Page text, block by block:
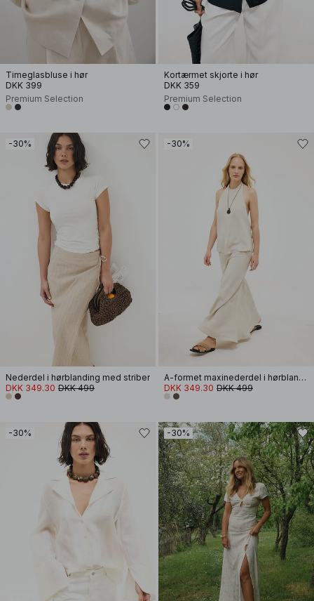
Timeglasbluse i hør
DKK 399
Premium Selection
Kortærmet skjorte i hør
DKK 359
Premium Selection
-30%
Nederdel i hørblanding med striber
DKK 349.30 DKK 499
-30%
A-formet maxinederdel i hørblanding med lyocell
DKK 349.30 DKK 499
-30% -30%